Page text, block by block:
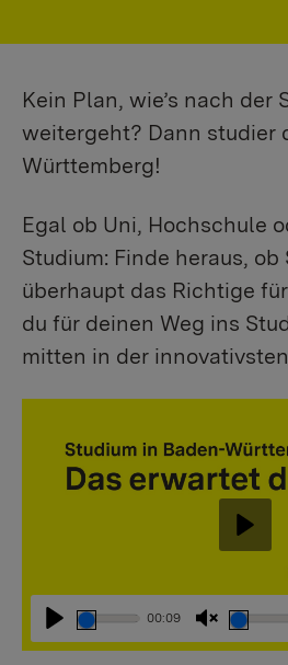
Kein Plan, wie’s nach der
weitergeht? Dann studier
Württemberg!
Egal ob Uni, Hochschule
Studium: Finde heraus, ob
überhaupt das Richtige
du für deinen Weg ins
mitten in der
Abspielen
00:09